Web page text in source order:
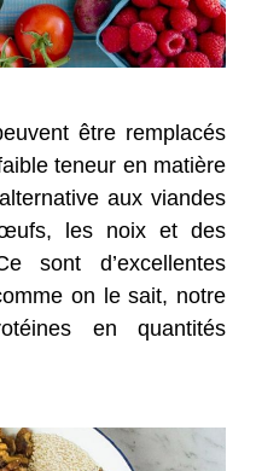
être remplacés
teneur en matière
aux viandes
les noix et des
sont d’excellentes
on le sait, notre
en quantités